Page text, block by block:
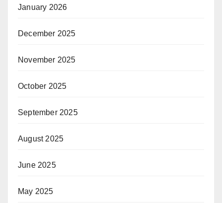
January 2026
December 2025
November 2025
October 2025
September 2025
August 2025
June 2025
May 2025